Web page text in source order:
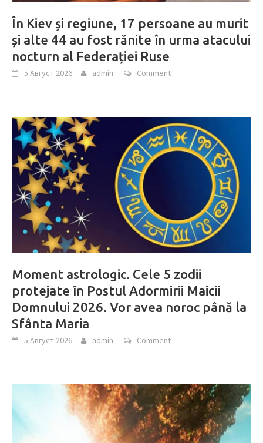
În Kiev și regiune, 17 persoane au murit
și alte 44 au fost rănite în urma atacului
nocturn al Federației Ruse
5 Август 2026 admin Comment
Moment astrologic. Cele 5 zodii
protejate în Postul Adormirii Maicii
Domnului 2026. Vor avea noroc până la
Sfânta Maria
5 Август 2026 admin Comment